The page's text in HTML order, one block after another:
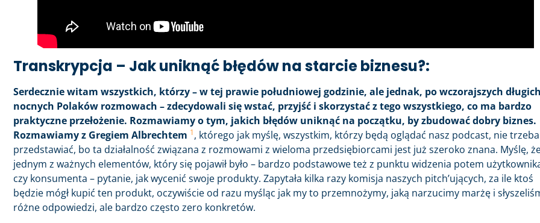
Transkrypcja – Jak uniknąć błędów na starcie biznesu?:
Serdecznie witam wszystkich, którzy – w tej prawie południowej godzinie, ale jednak, po wczorajszych długich
nocnych Polaków rozmowach – zdecydowali się wstać, przyjść i skorzystać z tego wszystkiego, co ma bardzo
praktyczne przełożenie. Rozmawiamy o tym, jakich błędów uniknąć na początku, by zbudować dobry biznes.
Rozmawiamy z Gregiem Albrechtem 1, którego jak myślę, wszystkim, którzy będą oglądać nasz podcast, nie trzeba
przedstawiać, bo ta działalność związana z rozmowami z wieloma przedsiębiorcami jest już szeroko znana. Myślę,
jednym z ważnych elementów, który się pojawił było – bardzo podstawowe też z punktu widzenia potem
czy konsumenta – pytanie, jak wycenić swoje produkty. Zapytała kilka razy komisja naszych pitch’ujących, za ile ktoś
będzie mógł kupić ten produkt, oczywiście od razu myśląc jak my to przemnożymy, jaką narzucimy marżę i
różne odpowiedzi, ale bardzo często zero konkretów.